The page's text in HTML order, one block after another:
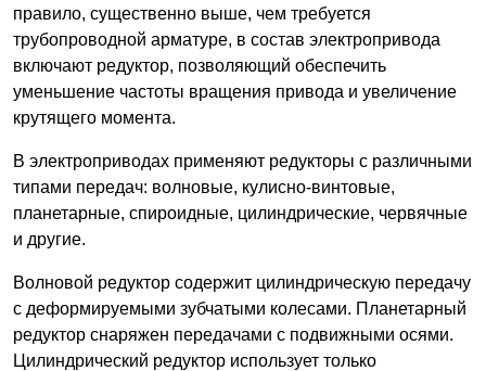
правило, существенно выше, чем требуется
трубопроводной арматуре, в состав электропривода
включают редуктор, позволяющий обеспечить
уменьшение частоты вращения привода и увеличение
крутящего момента.
В электроприводах применяют редукторы с различными
типами передач: волновые, кулисно-винтовые,
планетарные, спироидные, цилиндрические, червячные
и другие.
Волновой редуктор содержит цилиндрическую передачу
с деформируемыми зубчатыми колесами. Планетарный
редуктор снаряжен передачами с подвижными осями.
Цилиндрический редуктор использует только